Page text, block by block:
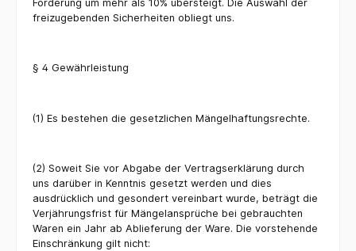
Forderung um mehr als 10% übersteigt. Die Auswahl der
freizugebenden Sicherheiten obliegt uns.
§ 4 Gewährleistung
(1) Es bestehen die gesetzlichen Mängelhaftungsrechte.
(2) Soweit Sie vor Abgabe der Vertragserklärung durch
uns darüber in Kenntnis gesetzt werden und dies
ausdrücklich und gesondert vereinbart wurde, beträgt die
Verjährungsfrist für Mängelansprüche bei gebrauchten
Waren ein Jahr ab Ablieferung der Ware. Die vorstehende
Einschränkung gilt nicht: